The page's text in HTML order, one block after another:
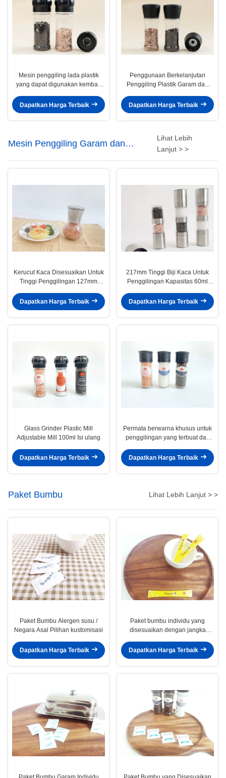
Mesin penggiling lada plastik
yang dapat digunakan kembali
dengan inti penggiling keramik
Dapatkan Harga Terbaik
Penggunaan Berkelanjutan
Penggiling Plastik Garam dan
dengan inti keramik
Dapatkan Harga Terbaik
Mesin Penggiling Garam dan
Bawang Kaca
Lihat Lebih
Lanjut > >
Kerucut Kaca Disesuaikan Untuk
Tinggi Penggilingan 127mm
Dapatkan Harga Terbaik
217mm Tinggi Biji Kaca Untuk
Penggilingan Kapasitas 60ml
Dapatkan Harga Terbaik
Glass Grinder Plastic Mill
Adjustable Mill 100ml Isi ulang
Dapatkan Harga Terbaik
Permata berwarna khusus untuk
penggilingan yang terbuat dari
Dapatkan Harga Terbaik
Paket Bumbu Lihat Lebih Lanjut > >
Paket Bumbu Alergen susu /
Negara Asal Pilihan kustomisasi
Dapatkan Harga Terbaik
Paket bumbu individu yang
disesuaikan dengan jangka
Dapatkan Harga Terbaik